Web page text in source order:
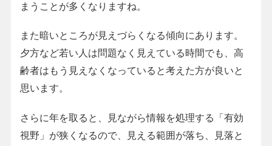
まうことが多くなりますね。
また暗いところが見えづらくなる傾向にあります。
夕方など若い人は問題なく見えている時間でも、高
齢者はもう見えなくなっていると考えた方が良いと
思います。
さらに年を取ると、見ながら情報を処理する「有効
視野」が狭くなるので、見える範囲が落ち、見落と